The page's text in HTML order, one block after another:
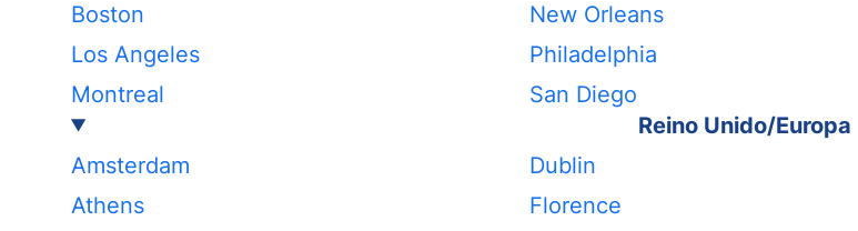
Boston
Los Angeles
Montreal
New Orleans
Philadelphia
San Diego
Reino Unido/Europa
Amsterdam
Athens
Dublin
Florence